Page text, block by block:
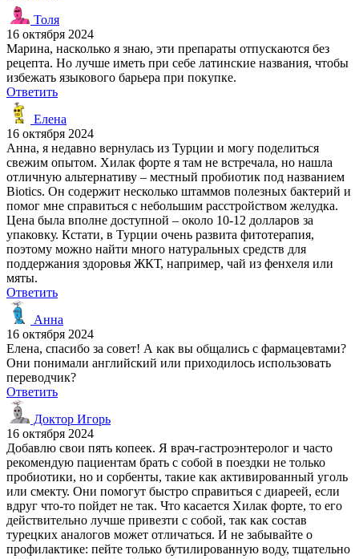
Толя
16 октября 2024
Марина, насколько я знаю, эти препараты отпускаются без
рецепта. Но лучше иметь при себе латинские названия, чтобы
избежать языкового барьера при покупке.
Ответить
Елена
16 октября 2024
Анна, я недавно вернулась из Турции и могу поделиться
свежим опытом. Хилак форте я там не встречала, но нашла
отличную альтернативу – местный пробиотик под названием
Biotics. Он содержит несколько штаммов полезных бактерий и
помог мне справиться с небольшим расстройством желудка.
Цена была вполне доступной – около 10-12 долларов за
упаковку. Кстати, в Турции очень развита фитотерапия,
поэтому можно найти много натуральных средств для
поддержания здоровья ЖКТ, например, чай из фенхеля или
мяты.
Ответить
Анна
16 октября 2024
Елена, спасибо за совет! А как вы общались с фармацевтами?
Они понимали английский или приходилось использовать
переводчик?
Ответить
Доктор Игорь
16 октября 2024
Добавлю свои пять копеек. Я врач-гастроэнтеролог и часто
рекомендую пациентам брать с собой в поездки не только
пробиотики, но и сорбенты, такие как активированный уголь
или смекту. Они помогут быстро справиться с диареей, если
вдруг что-то пойдет не так. Что касается Хилак форте, то его
действительно лучше привезти с собой, так как состав
турецких аналогов может отличаться. И не забывайте о
профилактике: пейте только бутилированную воду, тщательно